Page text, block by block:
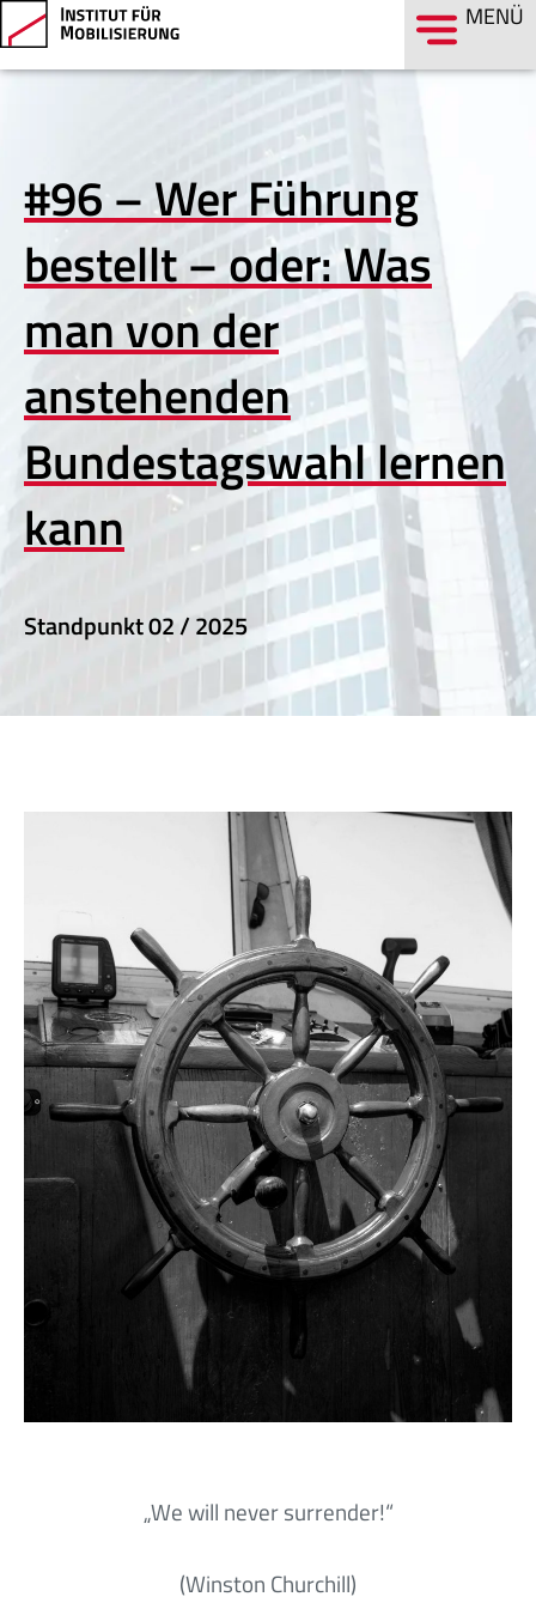
MENÜ
#96 – Wer Führung
bestellt – oder: Was
man von der
anstehenden
Bundestagswahl lernen
kann
Standpunkt02 / 2025
„We will never surrender!“
(Winston Churchill)